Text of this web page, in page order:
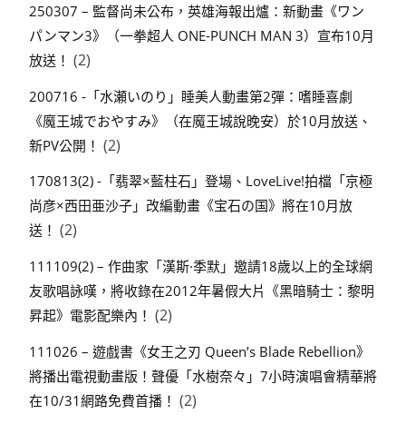
250307 – 監督尚未公布，英雄海報出爐：新動畫《ワン
パンマン3》（一拳超人 ONE-PUNCH MAN 3）宣布10月
放送！ (2)
200716 -「水瀬いのり」睡美人動畫第2彈：嗜睡喜劇
《魔王城でおやすみ》（在魔王城說晚安）於10月放送、
新PV公開！ (2)
170813(2) -「翡翠×藍柱石」登場、LoveLive!拍檔「京極
尚彦×西田亜沙子」改編動畫《宝石の国》將在10月放
送！ (2)
111109(2) – 作曲家「漢斯·季默」邀請18歲以上的全球網
友歌唱詠嘆，將收錄在2012年暑假大片《黑暗騎士：黎明
昇起》電影配樂內！ (2)
111026 – 遊戲書《女王之刃 Queen’s Blade Rebellion》
將播出電視動畫版！聲優「水樹奈々」7小時演唱會精華將
在10/31網路免費首播！ (2)